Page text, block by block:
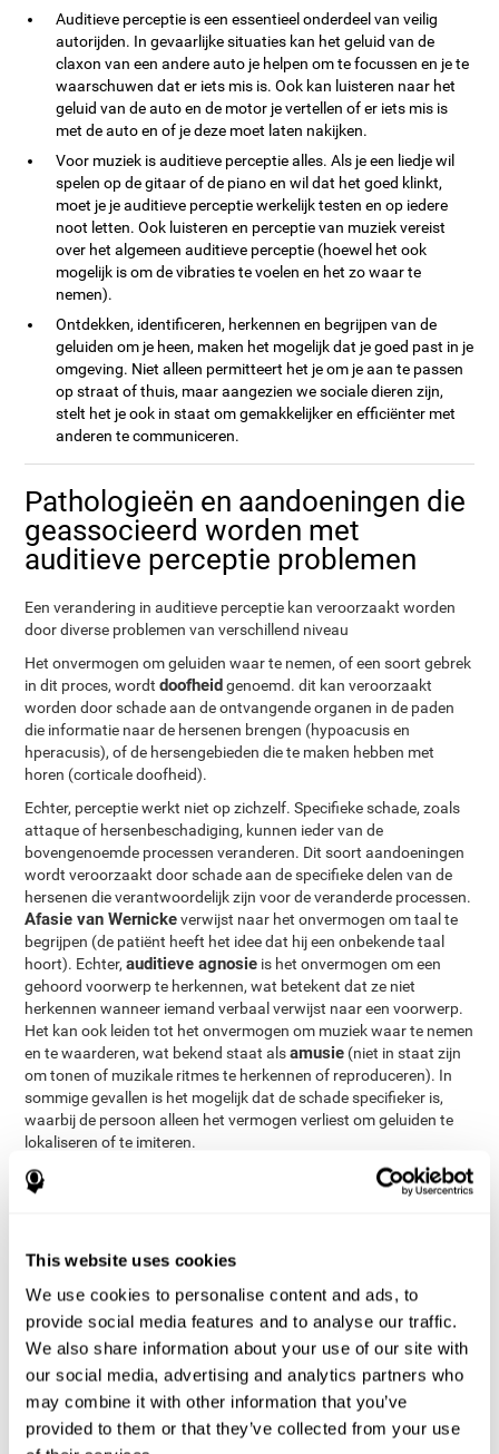
This website uses cookies
We use cookies to personalise content and ads, to
provide social media features and to analyse our traffic.
We also share information about your use of our site with
our social media, advertising and analytics partners who
may combine it with other information that you’ve
provided to them or that they’ve collected from your use
Auditieve perceptie is een essentieel onderdeel van veilig
autorijden. In gevaarlijke situaties kan het geluid van de
claxon van een andere auto je helpen om te focussen en je te
waarschuwen dat er iets mis is. Ook kan luisteren naar het
geluid van de auto en de motor je vertellen of er iets mis is
met de auto en of je deze moet laten nakijken.
Voor muziek is auditieve perceptie alles. Als je een liedje wil
spelen op de gitaar of de piano en wil dat het goed klinkt,
moet je je auditieve perceptie werkelijk testen en op iedere
noot letten. Ook luisteren en perceptie van muziek vereist
over het algemeen auditieve perceptie (hoewel het ook
mogelijk is om de vibraties te voelen en het zo waar te
nemen).
Ontdekken, identificeren, herkennen en begrijpen van de
geluiden om je heen, maken het mogelijk dat je goed past in je
omgeving. Niet alleen permitteert het je om je aan te passen
op straat of thuis, maar aangezien we sociale dieren zijn,
stelt het je ook in staat om gemakkelijker en efficiënter met
anderen te communiceren.
Pathologieën en aandoeningen die
geassocieerd worden met
auditieve perceptie problemen
Een verandering in auditieve perceptie kan veroorzaakt worden
door diverse problemen van verschillend niveau
Het onvermogen om geluiden waar te nemen, of een soort gebrek
in dit proces, wordtdoofheidgenoemd. dit kan veroorzaakt
worden door schade aan de ontvangende organen in de paden
die informatie naar de hersenen brengen (hypoacusis en
hperacusis), of de hersengebieden die te maken hebben met
horen (corticale doofheid).
Echter, perceptie werkt niet op zichzelf. Specifieke schade, zoals
attaque of hersenbeschadiging, kunnen ieder van de
bovengenoemde processen veranderen. Dit soort aandoeningen
wordt veroorzaakt door schade aan de specifieke delen van de
hersenen die verantwoordelijk zijn voor de veranderde processen.
Afasie van Wernickeverwijst naar het onvermogen om taal te
begrijpen (de patiënt heeft het idee dat hij een onbekende taal
hoort). Echter,auditieve agnosie is het onvermogen om een
gehoord voorwerp te herkennen, wat betekent dat ze niet
herkennen wanneer iemand verbaal verwijst naar een voorwerp.
Het kan ook leiden tot het onvermogen om muziek waar te nemen
en te waarderen, wat bekend staat alsamusie (niet in staat zijn
om tonen of muzikale ritmes te herkennen of reproduceren). In
sommige gevallen is het mogelijk dat de schade specifieker is,
waarbij de persoon alleen het vermogen verliest om geluiden te
lokaliseren of te imiteren.
Behalve de aandoeningen die een gebrekkig gehoor veroorzaken,
zijn er ook enkele aandoeningen die maken dat de persoon
constant zoemen of suizen hoort. In andere gevallen zorgt het
probleem ervoor dat de hersenen abusievelijk de auditieve cortex
activeren, wat leidt tot hallucinaties. Dit kan gebeuren bij
aandoeningen zoalsschizofrenie , waarbij de hallucinaties
bedreigend kunnen zijn. Andere gevallen zijn onder andere
muzikale hallucinaties, waarbij de persoon muziek hoort alsof
deze uit de radio komt, maar deze niet kan afzetten. In het geval
van paracusis van Willisgaan de auditieve hallucinaties
gepaard met verzwakt gehoor.